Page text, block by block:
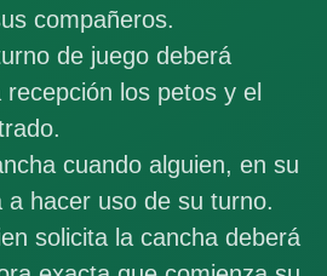
compañeros.
de juego deberá
recepción los petos y el
cuando alguien, en su
a hacer uso de su turno.
solicita la cancha deberá